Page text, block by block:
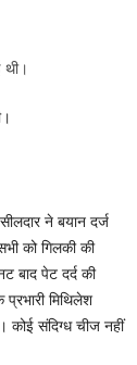
ने बयान दर्ज
को गिलकी की
बाद पेट दर्द की
मिथिलेश
कोई संदिग्ध चीज नहीं